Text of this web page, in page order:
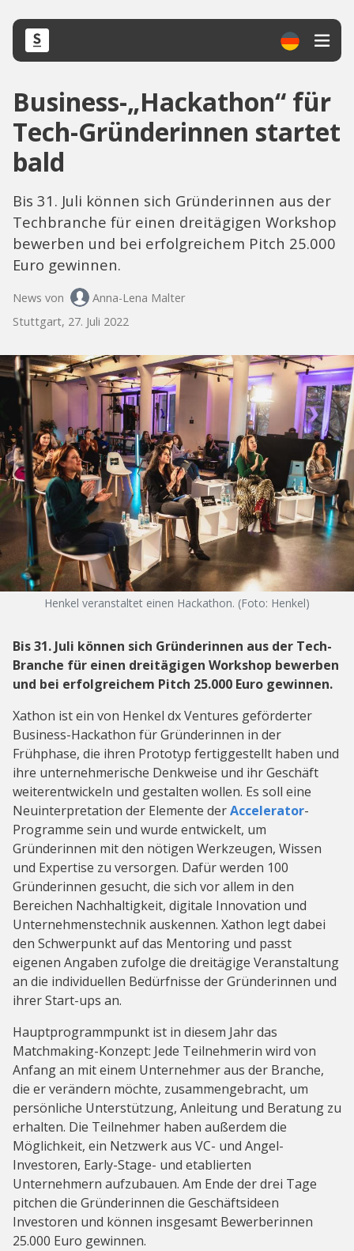
Business-„Hackathon“ für
Tech-Gründerinnen startet
bald
Bis 31. Juli können sich Gründerinnen aus der
Techbranche für einen dreitägigen Workshop
bewerben und bei erfolgreichem Pitch 25.000
Euro gewinnen.
News von
Anna-Lena Malter
Stuttgart, 27. Juli 2022
Henkel veranstaltet einen Hackathon. (Foto: Henkel)
Bis 31. Juli können sich Gründerinnen aus der Tech-
Branche für einen dreitägigen Workshop bewerben
und bei erfolgreichem Pitch 25.000 Euro gewinnen.
Xathon ist ein von Henkel dx Ventures geförderter
Business-Hackathon für Gründerinnen in der
Frühphase, die ihren Prototyp fertiggestellt haben und
ihre unternehmerische Denkweise und ihr Geschäft
weiterentwickeln und gestalten wollen. Es soll eine
Neuinterpretation der Elemente derAccelerator-
Programme sein und wurde entwickelt, um
Gründerinnen mit den nötigen Werkzeugen, Wissen
und Expertise zu versorgen. Dafür werden 100
Gründerinnen gesucht, die sich vor allem in den
Bereichen Nachhaltigkeit, digitale Innovation und
Unternehmenstechnik auskennen. Xathon legt dabei
den Schwerpunkt auf das Mentoring und passt
eigenen Angaben zufolge die dreitägige Veranstaltung
an die individuellen Bedürfnisse der Gründerinnen und
ihrer Start-ups an.
Hauptprogrammpunkt ist in diesem Jahr das
Matchmaking-Konzept: Jede Teilnehmerin wird von
Anfang an mit einem Unternehmer aus der Branche,
die er verändern möchte, zusammengebracht, um
persönliche Unterstützung, Anleitung und Beratung zu
erhalten. Die Teilnehmer haben außerdem die
Möglichkeit, ein Netzwerk aus VC- und Angel-
Investoren, Early-Stage- und etablierten
Unternehmern aufzubauen. Am Ende der drei Tage
pitchen die Gründerinnen die Geschäftsideen
Investoren und können insgesamt Bewerberinnen
25.000 Euro gewinnen.